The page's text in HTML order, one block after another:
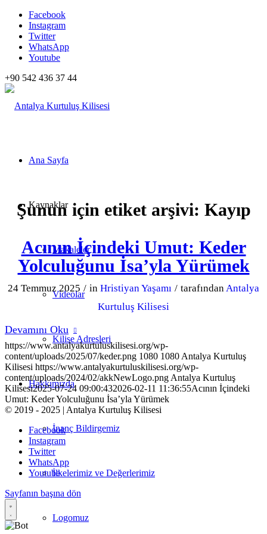
Facebook
Instagram
Twitter
WhatsApp
Youtube
+90 542 436 37 44
Ana Sayfa
Kaynaklar
Makaleler
Videolar
Kilise Adresleri
Hakkımızda
İnanç Bildirgemiz
İlkelerimiz ve Değerlerimiz
Logomuz
Şunun için etiket arşivi: Kayıp
Acının İçindeki Umut: Keder
Yolculuğunu İsa’yla Yürümek
24 Temmuz 2025 / in Hristiyan Yaşamı / tarafındanAntalya
Kurtuluş Kilisesi
Devamını Oku
https://www.antalyakurtuluskilisesi.org/wp-
content/uploads/2025/07/keder.png 1080 1080 Antalya Kurtuluş
Kilisesi https://www.antalyakurtuluskilisesi.org/wp-
content/uploads/2024/02/akkNewLogo.png Antalya Kurtuluş
Kilisesi2025-07-24 09:00:432026-02-11 11:36:55Acının İçindeki
Umut: Keder Yolculuğunu İsa’yla Yürümek
© 2019 - 2025 | Antalya Kurtuluş Kilisesi
Facebook
Instagram
Twitter
WhatsApp
Youtube
Sayfanın başına dön